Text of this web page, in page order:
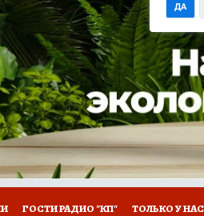
НА СПОРТ
ТЕЛЕВИЗОР
ТЕСТЫ НОВОЕ НА САЙТЕ
ДА
ГОСТИ РАДИО "КП" ТОЛЬКО У НАС